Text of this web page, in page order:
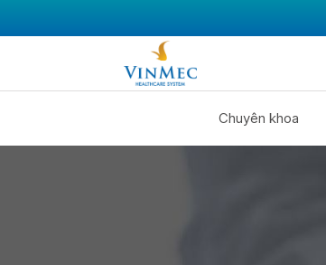
Chuyên khoa